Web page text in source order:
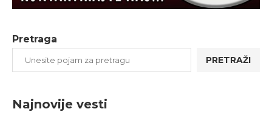
Pretraga
PRETRAŽI
Najnovije vesti